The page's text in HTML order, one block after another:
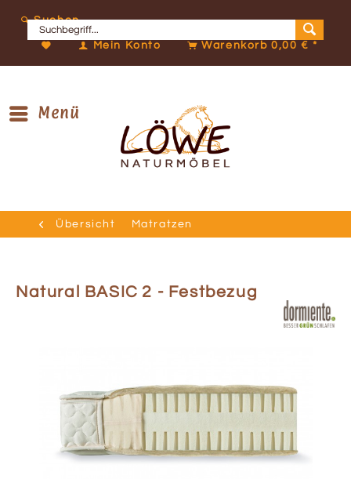
Suchen
Mein Konto Warenkorb0,00 € *
Menü
Übersicht Matratzen
Natural BASIC 2 - Festbezug